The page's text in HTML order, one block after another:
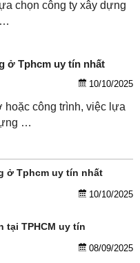
chọn công ty xây dựng
…
ở Tphcm uy tín nhất
10/10/2025
hoặc công trình, việc lựa
…
ở Tphcm uy tín nhất
10/10/2025
tại TPHCM uy tín
08/09/2025